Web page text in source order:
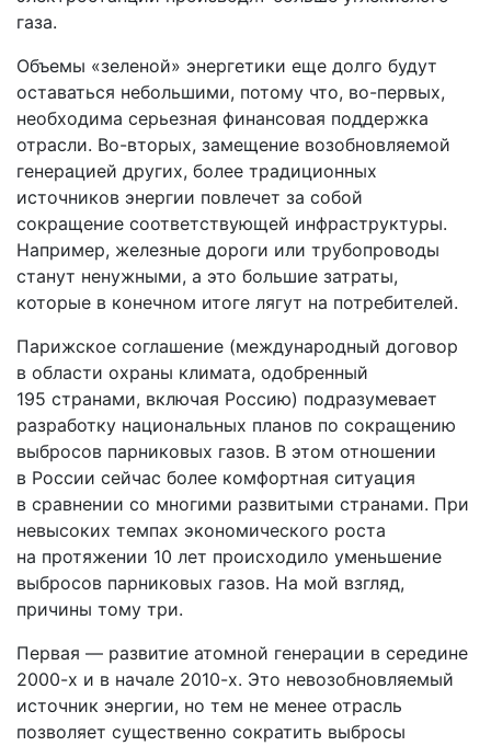
газа.
Объемы «зеленой» энергетики еще долго будут
оставаться небольшими, потому что, во-первых,
необходима серьезная финансовая поддержка
отрасли. Во-вторых, замещение возобновляемой
генерацией других, более традиционных
источников энергии повлечет за собой
сокращение соответствующей инфраструктуры.
Например, железные дороги или трубопроводы
станут ненужными, а это большие затраты,
которые в конечном итоге лягут на потребителей.
Парижское соглашение (международный договор
в области охраны климата, одобренный
195 странами, включая Россию) подразумевает
разработку национальных планов по сокращению
выбросов парниковых газов. В этом отношении
в России сейчас более комфортная ситуация
в сравнении со многими развитыми странами. При
невысоких темпах экономического роста
на протяжении 10 лет происходило уменьшение
выбросов парниковых газов. На мой взгляд,
причины тому три.
Первая — развитие атомной генерации в середине
2000-х и в начале 2010-х. Это невозобновляемый
источник энергии, но тем не менее отрасль
позволяет существенно сократить выбросы